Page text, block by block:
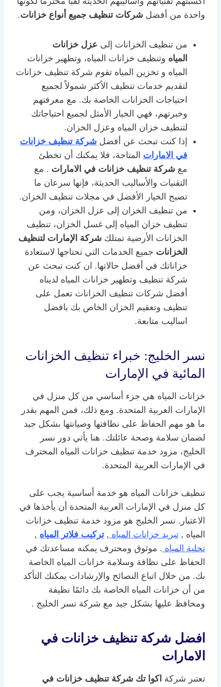
واحدة من أفضل شركات تنظيف جميع أنواع خزانات.
من تنظيف الخزانات إلى عزل خزانات
المياه وتنظيف خزانات المياه، وتطهير خزانات
المياه و تخزين المياه تقوم شركة تنظيف خزانات
لتقديم خدمات تنظيف الأكثر شمولاً لجميع
احتياجات الخزانات الخاصة بك. مع معرفتهم
وخبرتهم، فهي الخيار الأمثل لجميع احتياجاتك
لتنظيف خزان المياه وعزل الخزان.
إذا كنت تبحث عن أفضل شركة تنظيف خزانات
في الامارات المتاحة، فلا يمكنك أن تخطئ
مع شركة تنظيف خزانات في الامارات . مع
التقنيات والأساليب الحديثة، فإنها سرعان ما
تصبح الخيار الأفضل في مجلات تنظيف الخزان.
من تنظيف الخزان إلى عزل الخزان، ومن
تنظيف خزان المياه إلى غسل الخزان، تنظيف
الخزانات الأرضية تمتلك شركة الإمارات لتنظيف
الخزانات جميع الخدمات التي تحتاجها لاستعادة
خزاناتك في أفضل حالاتها. ان كنت تبحث عن
شركة تنظيف وتطهير خزانات المياه لديناه
أفضل شركات تنظيف الخزانات تعمل على
تنظيف وتعقيم الخزان الخاص بك بافضل
اساليب متابعة.
نسر الخليج: خبراء تنظيف الخزانات
المائية في الإمارات
خزانات المياه هي جزء أساسي من كل منزل في
الإمارات العربية المتحدة. ومع ذلك، فمن المهم بقدر
ما هو مهم الحفاظ على نظافتها وصيانتها بشكل جيد
لضمان سلامة وصحة عائلتك. هنا يأتي دور نسر
الخليج، مزود خدمة تنظيف خزانات المياه المحترف
في الإمارات العربية المتحدة.
تنظيف خزانات المياه هو خدمة أساسية يجب على
كل منزل في الإمارات العربية المتحدة أن يأخذها في
الاعتبار. نسر الخليج هو مزود خدمة تنظيف خزانات
المياه , تبريد خزانات المياه ,تركيب فلاتر المياه ,
تحلية المياه . موثوق ومحترف يمكنه مساعدتك في
الحفاظ على نظافة وسلامة خزانات المياه الخاصة
بك. من خلال اتباع النصائح والإرشادات يمكنك التأكد
من أن خزانات المياه الخاصة بك دائمًا نظيفة
ومحافظ عليها بشكل جيد مع شركة نسر الخليج .
افضل شركة تنظيف خزانات في
الامارات
تعتبر شركة اكوا تك شركة تنظيف خزانات في